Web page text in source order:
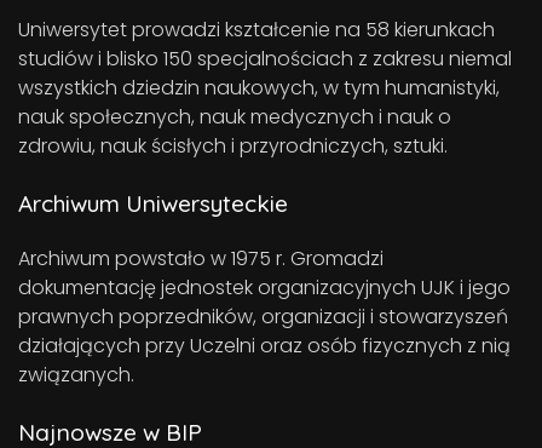
Uniwersytet prowadzi kształcenie na 58 kierunkach
studiów i blisko 150 specjalnościach z zakresu niemal
wszystkich dziedzin naukowych, w tym humanistyki,
nauk społecznych, nauk medycznych i nauk o
zdrowiu, nauk ścisłych i przyrodniczych, sztuki.
Archiwum Uniwersyteckie
Archiwum powstało w 1975 r. Gromadzi
dokumentację jednostek organizacyjnych UJK i jego
prawnych poprzedników, organizacji i stowarzyszeń
działających przy Uczelni oraz osób fizycznych z nią
związanych.
Najnowsze w BIP